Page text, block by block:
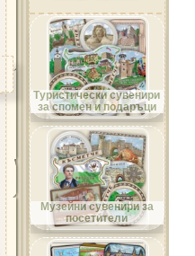
Област Велико Търново
Област Видин
Туристически сувенири
за спомен и подаръци
Музейни сувенири за
посетители